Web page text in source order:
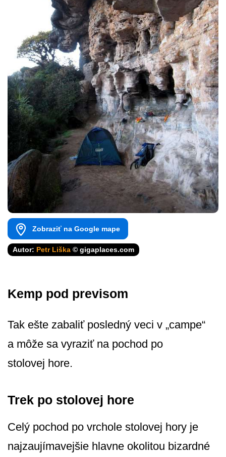
Zobraziť na Google mape
Autor: Petr Liška © gigaplaces.com
Kemp pod previsom
Tak ešte zabaliť posledný veci v „campe“
a môže sa vyraziť na pochod po
stolovej hore.
Trek po stolovej hore
Celý pochod po vrchole stolovej hory je
najzaujímavejšie hlavne okolitou bizardné